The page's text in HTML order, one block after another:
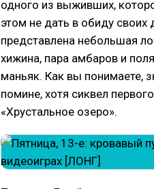
одного из выживших,
этом не дать в обиду
представлена небольшая
хижина, пара амбаров и
маньяк. Как вы понимаете,
помине, хотя сиквел
«Хрустальное озеро».